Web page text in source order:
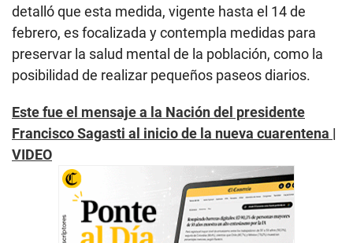
detalló que esta medida, vigente hasta el 14 de
febrero, es focalizada y contempla medidas para
preservar la salud mental de la población, como la
posibilidad de realizar pequeños paseos diarios.
Este fue el mensaje a la Nación del presidente
Francisco Sagasti al inicio de la nueva cuarentena |
VIDEO